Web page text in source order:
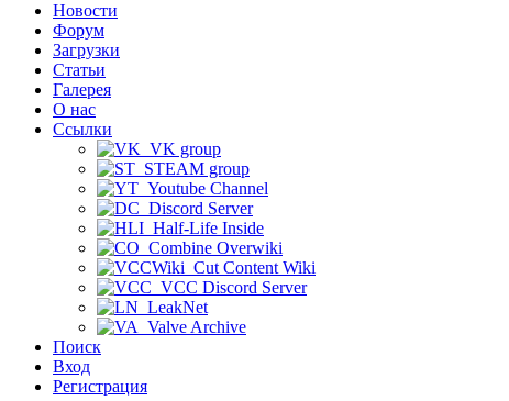
Новости
Форум
Загрузки
Статьи
Галерея
О нас
Ссылки
VK group
STEAM group
Youtube Channel
Discord Server
Half-Life Inside
Combine Overwiki
Cut Content Wiki
VCC Discord Server
LeakNet
Valve Archive
Поиск
Вход
Регистрация